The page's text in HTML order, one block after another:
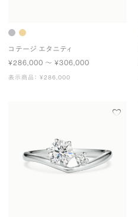
コテージ エタニティ
¥286,000 〜 ¥306,000
表示商品： ¥286,000